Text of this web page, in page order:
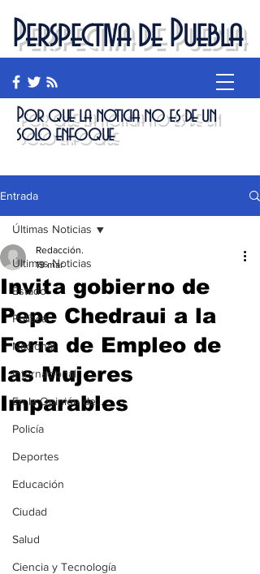
Perspectiva de Puebla
Por que la noticia no es de un
solo enfoque
Entrada
Últimas Noticias
Estado
Política
Nacional
Internacional
En la Opinión de...
Policía
Deportes
Educación
Ciudad
Salud
Ciencia y Tecnología
Últimas Noticias
Invita gobierno de
Pepe Chedraui a la
Feria de Empleo de
las Mujeres
Imparables
Redacción.
19 mar